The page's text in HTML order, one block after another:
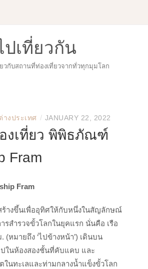
ปเที่ยวกัน
วกับสถานที่ท่องเที่ยวจากทั่วทุกมุมโลก
างประเทศ / JANUARY 22, 2022
งเที่ยว พิพิธภัณฑ์
Fram
Fram
างขึ้นเพื่ออุทิศให้กับหนึ่งในสัญลักษณ์
รสำรวจขั้วโลกในยุคแรก นั่นคือ เรือ
(หมายถึง ‘ไปข้างหน้า’) เดินบน
ปในห้องสองชั้นที่คับแคบ และ
ในทะเลและท่ามกลางน้ำแข็งขั้วโลก